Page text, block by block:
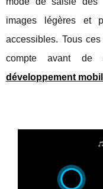
images légères et
accessibles. Tous
compte avant de
développement